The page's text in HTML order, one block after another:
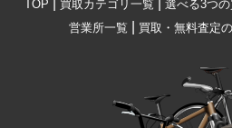
TOP 買取カテゴリ一覧 選べる3つ
営業所一覧
買取・無料査定